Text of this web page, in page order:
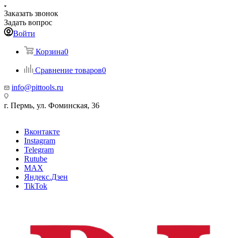
Заказать звонок
Задать вопрос
Войти
Корзина0
Сравнение товаров0
info@pittools.ru
г. Пермь, ул. Фоминская, 36
Вконтакте
Instagram
Telegram
Rutube
MAX
Яндекс.Дзен
TikTok